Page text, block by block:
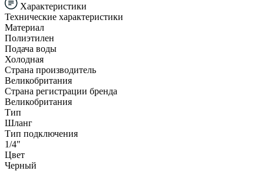
Характеристики
Технические характеристики
Материал
Полиэтилен
Подача воды
Холодная
Страна производитель
Великобритания
Страна регистрации бренда
Великобритания
Тип
Шланг
Тип подключения
1/4"
Цвет
Черный